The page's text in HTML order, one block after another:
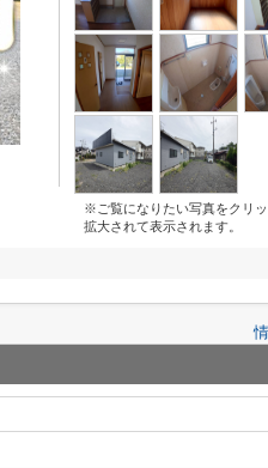
※ご覧になりたい写真をクリ
拡大されて表示されます。